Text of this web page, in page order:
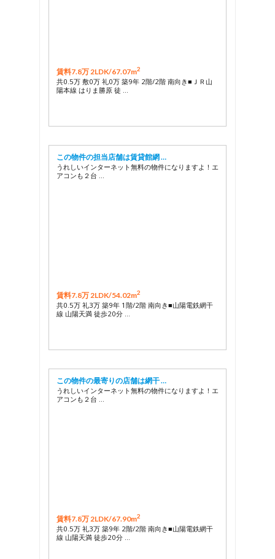
賃料7.8万 2LDK/67.07m2
共0.5万 敷0万 礼0万 築9年 2階/2階 南向き■ＪＲ山
陽本線 はりま勝原 徒 …
この物件の担当店舗は賃貸館網 …
うれしいインターネット無料の物件になりますよ！エ
アコンも２台 …
賃料7.8万 2LDK/54.02m2
共0.5万 礼3万 築9年 1階/2階 南向き■山陽電鉄網干
線 山陽天満 徒歩20分 …
この物件の最寄りの店舗は網干 …
うれしいインターネット無料の物件になりますよ！エ
アコンも２台 …
賃料7.8万 2LDK/67.90m2
共0.5万 礼3万 築9年 2階/2階 南向き■山陽電鉄網干
線 山陽天満 徒歩20分 …